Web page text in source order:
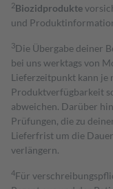
2Biozidprodukte
und
3Die Übergabe deiner
bei uns werktags von
Lieferzeitpunkt kann je
Produktverfügbarkeit
abweichen. Darüber
Prüfungen, die zu
Lieferfrist um die
verlängern.
4Für